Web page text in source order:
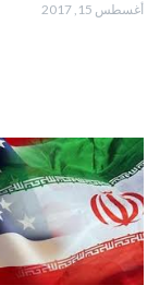
أغسطس 15, 2017